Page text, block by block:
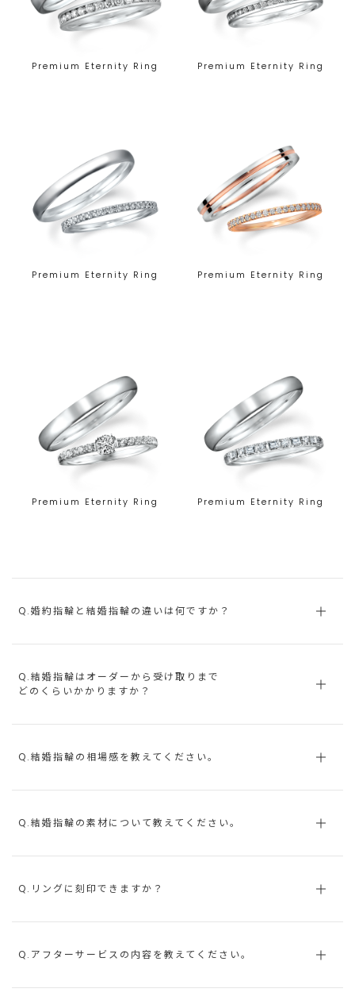
Premium Eternity Ring Premium Eternity Ring
Premium Eternity Ring Premium Eternity Ring
Premium Eternity Ring Premium Eternity Ring
Q.婚約指輪と結婚指輪の違いは何ですか？
Q.結婚指輪はオーダーから受け取りまで
どのくらいかかりますか？
Q.結婚指輪の相場感を教えてください。
Q.結婚指輪の素材について教えてください。
Q.リングに刻印できますか？
Q.アフターサービスの内容を教えてください。